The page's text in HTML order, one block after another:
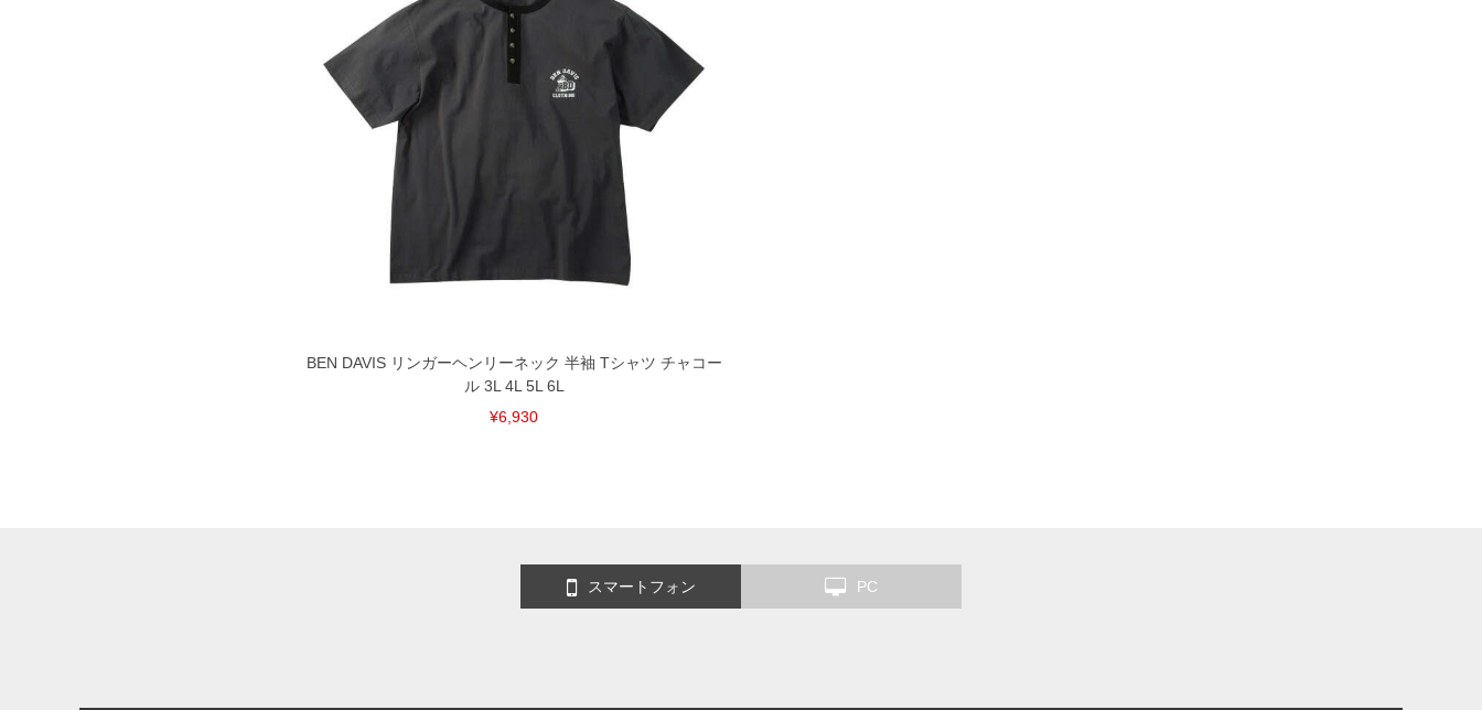
BEN DAVIS リンガーヘンリーネック 半袖 Tシャツ チャコー
ル 3L 4L 5L 6L
¥6,930
スマートフォン PC